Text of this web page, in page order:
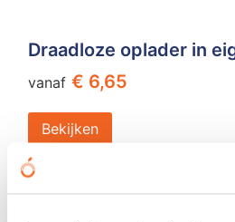
Draadloze oplader in
vanaf € 6,65
Bekijken